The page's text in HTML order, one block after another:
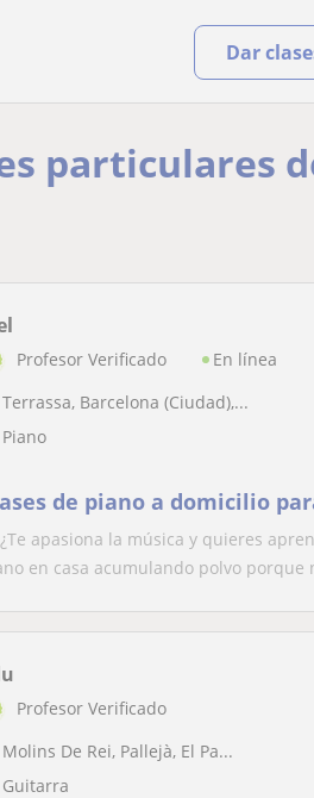
Dar
particulares
Profesor Verificado
En línea
Terrassa, Barcelona (Ciudad),...
Piano
de piano a domicilio
¿Te apasiona la música y quieres
en casa acumulando polvo porque
Profesor Verificado
Molins De Rei, Pallejà, El Pa...
Guitarra